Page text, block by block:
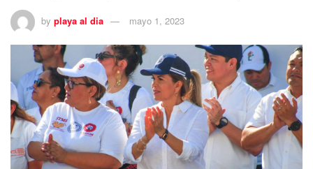
by playa al dia mayo 1, 2023